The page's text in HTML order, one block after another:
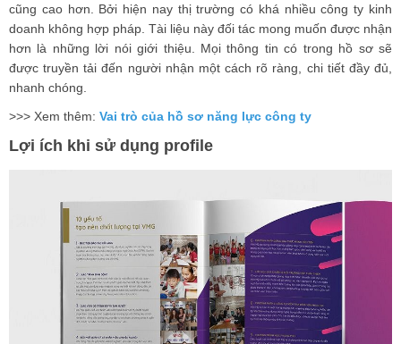
cũng cao hơn. Bởi hiện nay thị trường có khá nhiều công ty kinh
doanh không hợp pháp. Tài liệu này đối tác mong muốn được nhận
hơn là những lời nói giới thiệu. Mọi thông tin có trong hồ sơ sẽ
được truyền tải đến người nhận một cách rõ ràng, chi tiết đầy đủ,
nhanh chóng.
>>> Xem thêm: Vai trò của hồ sơ năng lực công ty
Lợi ích khi sử dụng profile